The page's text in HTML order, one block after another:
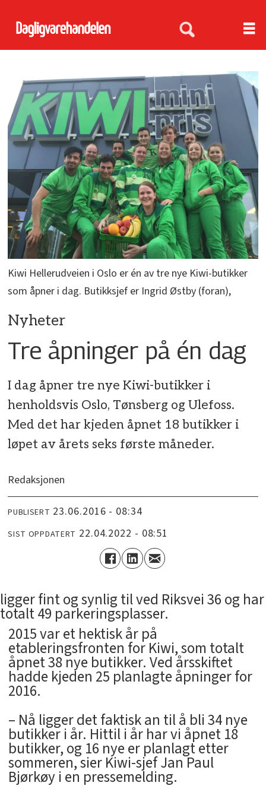
Kiwi Hellerudveien i Oslo er én av tre nye Kiwi-butikker
som åpner i dag. Butikksjef er Ingrid Østby (foran),
Nyheter
​Tre åpninger på én dag
I dag åpner tre nye Kiwi-butikker i
henholdsvis Oslo, Tønsberg og Ulefoss.
Med det har kjeden åpnet 18 butikker i
løpet av årets seks første måneder.
Redaksjonen
PUBLISERT 23.06.2016 - 08:34
SIST OPPDATERT 22.04.2022 - 08:51
ligger fint og synlig til ved Riksvei 36 og har
totalt 49 parkeringsplasser.
2015 var et hektisk år på
etableringsfronten for Kiwi, som totalt
åpnet 38 nye butikker. Ved årsskiftet
hadde kjeden 25 planlagte åpninger for
2016.
– Nå ligger det faktisk an til å bli 34 nye
butikker i år. Hittil i år har vi åpnet 18
butikker, og 16 nye er planlagt etter
sommeren, sier Kiwi-sjef Jan Paul
Bjørkøy i en pressemelding.